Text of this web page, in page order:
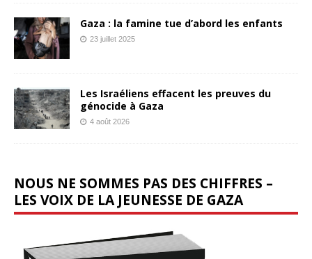
Gaza : la famine tue d’abord les enfants
23 juillet 2025
Les Israéliens effacent les preuves du
génocide à Gaza
4 août 2026
NOUS NE SOMMES PAS DES CHIFFRES –
LES VOIX DE LA JEUNESSE DE GAZA